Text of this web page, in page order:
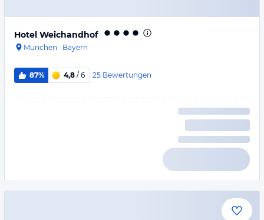
Hotel Weichandhof
München · Bayern
87% 4,8 / 6 25 Bewertungen